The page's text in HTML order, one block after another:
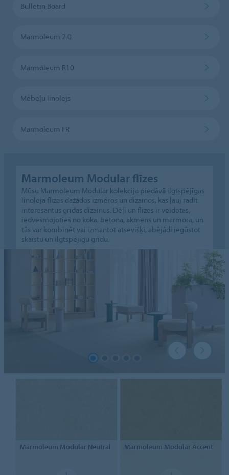
Bulletin Board
Marmoleum 2.0
Marmoleum R10
Mēbeļu linolejs
Marmoleum FR
Marmoleum Modular flīzes
Mūsu Marmoleum Modular kolekcija piedāvā ilgtspējīgas
linoleja flīzes dažādos izmēros un dizainos, kas ļauj radīt
interesantus grīdas dizainus. Dēļi un flīzes ir veidotas,
iedvesmojoties no koka, betona, akmens un marmora, un
tās var kombinēt vai izmantot atsevišķi, abējādi iegūstot
skaistu un ilgtspējīgu grīdu.
Marmoleum Modular Neutral Marmoleum Modular Accent